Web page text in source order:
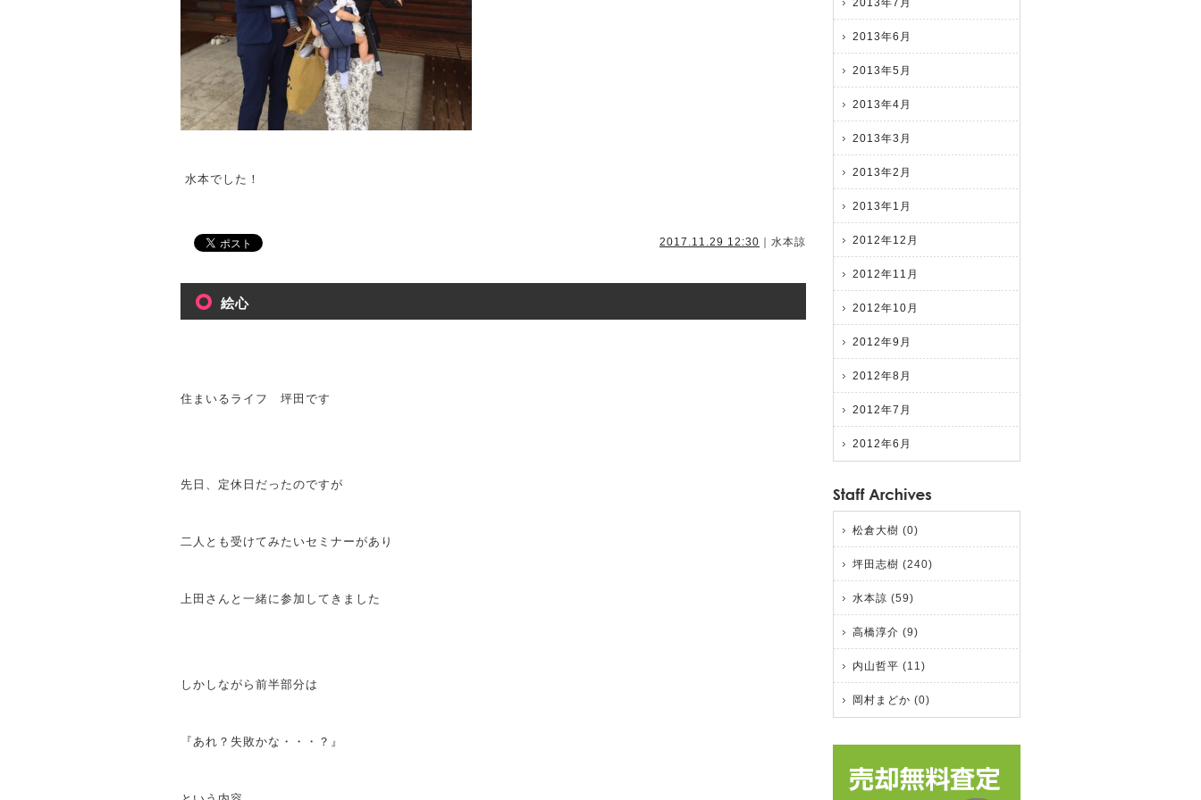
水本でした！
2017.11.29 12:30 ｜水本諒
絵心
住まいるライフ 坪田です
先日、定休日だったのですが
二人とも受けてみたいセミナーがあり
上田さんと一緒に参加してきました
しかしながら前半部分は
『あれ？失敗かな・・・？』
2013年7月
2013年6月
2013年5月
2013年4月
2013年3月
2013年2月
2013年1月
2012年12月
2012年11月
2012年10月
2012年9月
2012年8月
2012年7月
2012年6月
松倉大樹 (0)
坪田志樹 (240)
水本諒 (59)
高橋淳介 (9)
内山哲平 (11)
岡村まどか (0)